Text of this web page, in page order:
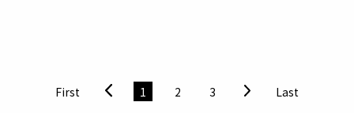
示，並非不願意花時間陪伴女友，而是每週外出約會、吃飯
都需要花費，若碰上生日、情人節或紀念日想準備禮物，更
First 1 2 3 Last